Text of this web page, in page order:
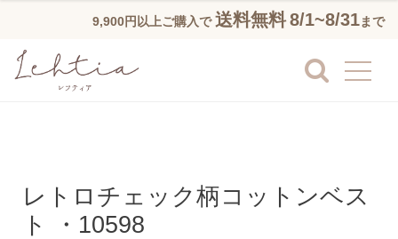
9,900円以上ご購入で 送料無料8/1~8/31まで
レトロチェック柄コットンベス
ト ・10598